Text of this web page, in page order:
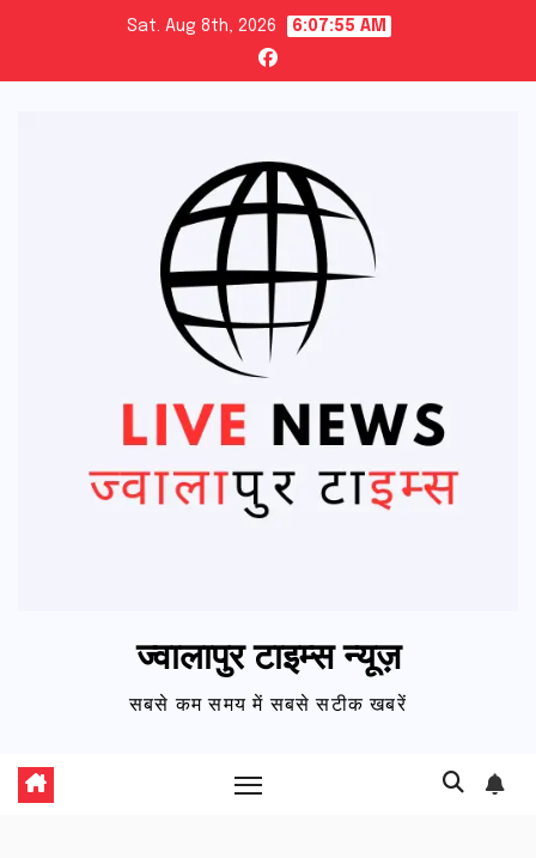
content
Sat. Aug 8th, 2026 6:07:57 AM
ज्वालापुर टाइम्स न्यूज़
सबसे कम समय में सबसे सटीक खबरें